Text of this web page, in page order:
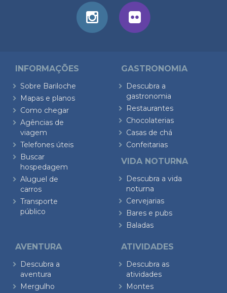
INFORMAÇÕES
Sobre Bariloche
Mapas e planos
Como chegar
Agências de
viagem
Telefones úteis
Buscar
hospedagem
Aluguel de
carros
Transporte
público
GASTRONOMIA
Descubra a
gastronomia
Restaurantes
Chocolaterias
Casas de chá
Confeitarias
VIDA NOTURNA
Descubra a vida
noturna
Cervejarias
Bares e pubs
Baladas
AVENTURA
Descubra a
aventura
Mergulho
ATIVIDADES
Descubra as
atividades
Montes